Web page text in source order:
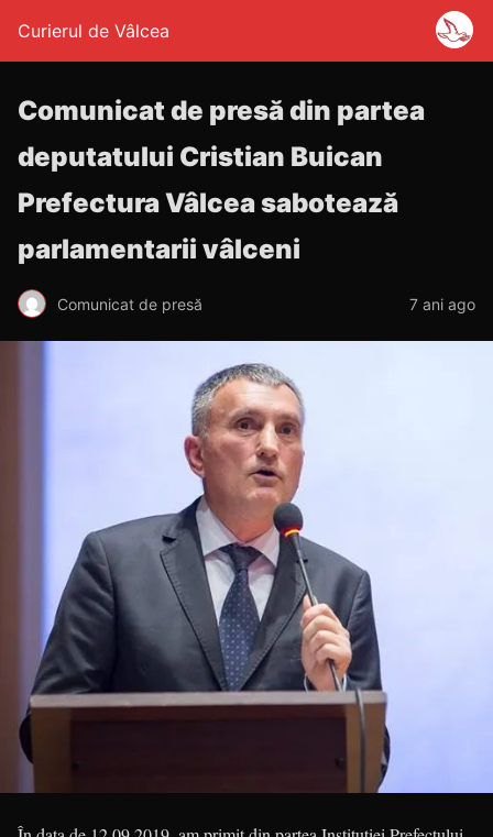
Curierul de Vâlcea
Comunicat de presă din partea
deputatului Cristian Buican
Prefectura Vâlcea sabotează
parlamentarii vâlceni
Comunicat de presă 7 ani ago